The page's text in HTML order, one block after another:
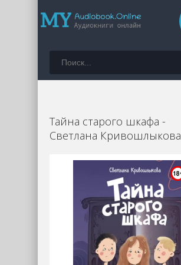
Тайна старого шкафа -
Светлана Кривошлыкова